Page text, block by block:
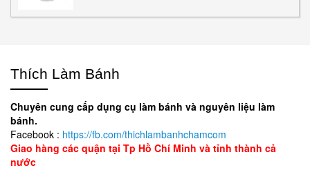
Thích Làm Bánh
Chuyên cung cấp dụng cụ làm bánh và nguyên liệu làm
bánh.
Facebook : https://fb.com/thichlambanhchamcom
Giao hàng các quận tại Tp Hồ Chí Minh và tỉnh thành cả
nước